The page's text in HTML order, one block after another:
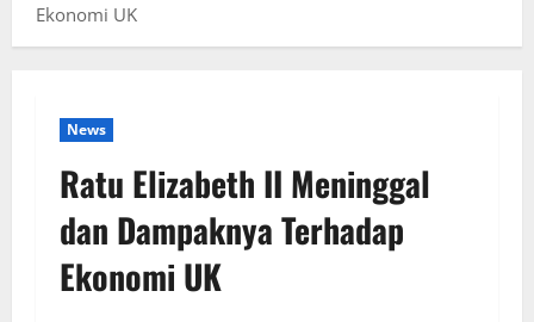
Ekonomi UK
News
Ratu Elizabeth II Meninggal
dan Dampaknya Terhadap
Ekonomi UK